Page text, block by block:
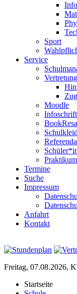
Sport
Service
Moodle
Praktikum
Termine
Suche
Impressum
Anfahrt
Kontakt
Freitag, 07.08.2026,
Startseite